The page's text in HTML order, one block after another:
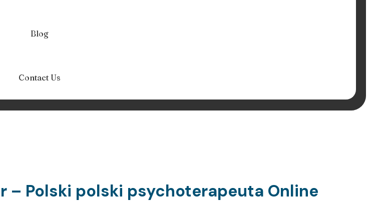
Blog
Contact Us
Steinkjer Norwegia
– Polski polski psychoterapeuta Online